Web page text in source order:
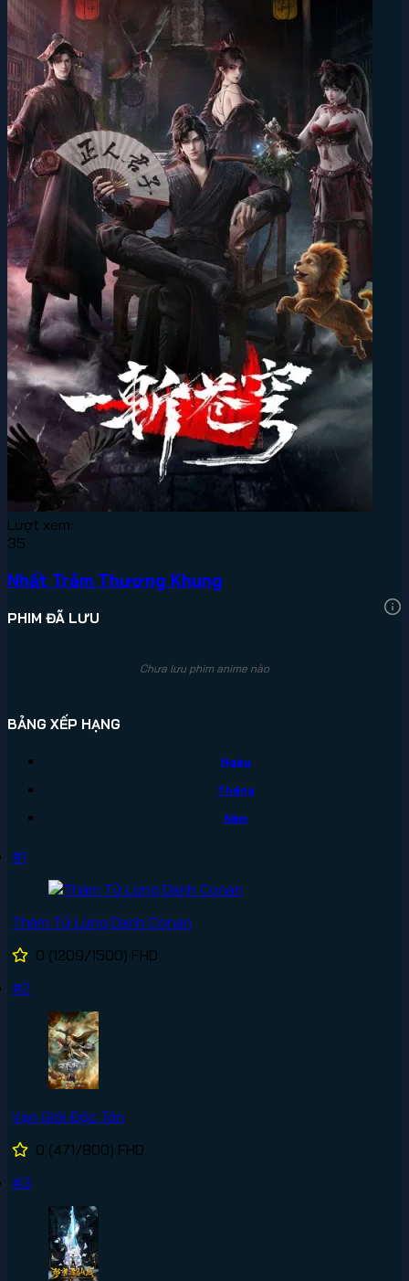
Lượt xem:
35
Nhất Trảm Thương Khung
PHIM ĐÃ LƯU
Chưa lưu phim anime nào
BẢNG XẾP HẠNG
Ngày
Tháng
Năm
#1
Thám Tử Lừng Danh Conan
0 (1209/1500) FHD
#2
Vạn Giới Độc Tôn
0 (471/800) FHD
#3